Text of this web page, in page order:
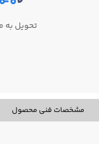
تحویل به
مشخصات فنی محصول